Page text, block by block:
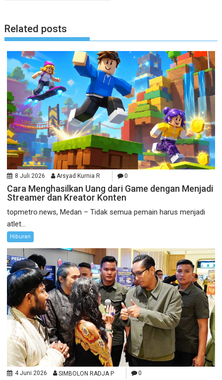
Related posts
8 Juli 2026 Arsyad Kurnia R 0
Cara Menghasilkan Uang dari Game dengan Menjadi
Streamer dan Kreator Konten
topmetro.news, Medan – Tidak semua pemain harus menjadi
atlet...
Hiburan
4 Juni 2026 SIMBOLON RADJA P 0